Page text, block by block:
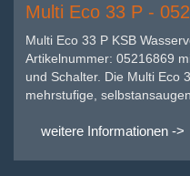
Multi Eco 33 P -
Multi Eco 33 P KSB
Artikelnummer: 05216869
und Schalter. Die Multi Eco
mehrstufige,
weitere Informationen ->